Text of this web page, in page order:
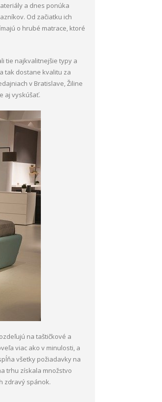
a dnes ponúka
Od začiatku ich
o hrubé matrace, ktoré
tie najkvalitnejšie typy a
tak dostane kvalitu za
v Bratislave, Žiline
aj vyskúšať.
na taštičkové a
viac ako v minulosti, a
všetky požiadavky na
trhu získala množstvo
zdravý spánok.